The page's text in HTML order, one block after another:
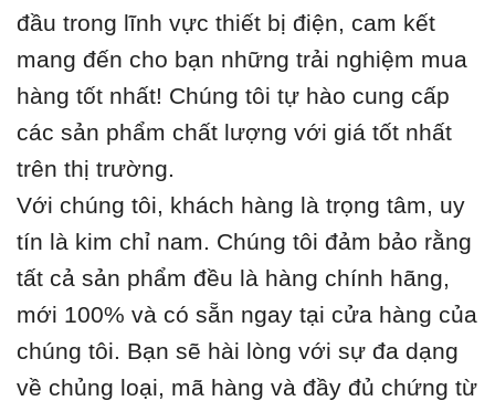
đầu trong lĩnh vực thiết bị điện, cam kết
mang đến cho bạn những trải nghiệm mua
hàng tốt nhất! Chúng tôi tự hào cung cấp
các sản phẩm chất lượng với giá tốt nhất
trên thị trường.
Với chúng tôi, khách hàng là trọng tâm, uy
tín là kim chỉ nam. Chúng tôi đảm bảo rằng
tất cả sản phẩm đều là hàng chính hãng,
mới 100% và có sẵn ngay tại cửa hàng của
chúng tôi. Bạn sẽ hài lòng với sự đa dạng
về chủng loại, mã hàng và đầy đủ chứng từ